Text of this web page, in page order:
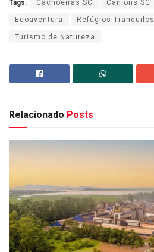
Tags: Cachoeiras SC Cânions SC
Ecoaventura Refúgios Tranquilos
Turismo de Natureza
Relacionado Posts